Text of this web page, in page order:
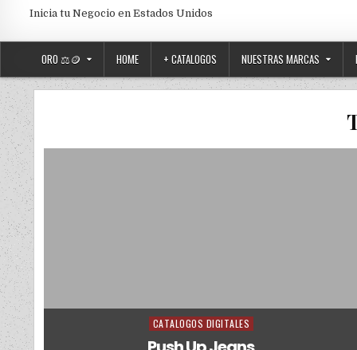
Inicia tu Negocio en Estados Unidos
ORO ⚖️🪙 HOME + CATALOGOS NUESTRAS MARCAS
Posted in
CATALOGOS DIGITALES